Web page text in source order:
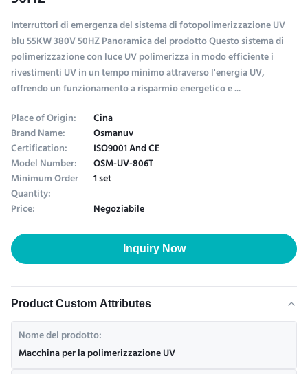
Interruttori di emergenza del sistema di fotopolimerizzazione UV
blu 55KW 380V 50HZ Panoramica del prodotto Questo sistema di
polimerizzazione con luce UV polimerizza in modo efficiente i
rivestimenti UV in un tempo minimo attraverso l'energia UV,
offrendo un funzionamento a risparmio energetico e ...
Place of Origin:
Cina
Brand Name: Osmanuv
Certification: ISO9001 And CE
Model Number: OSM-UV-806T
Minimum Order
Quantity:
1 set
Price:
Negoziabile
Inquiry Now
Product Custom Attributes
Nome del prodotto:
Macchina per la polimerizzazione UV